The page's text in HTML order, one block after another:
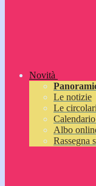
Novità
Le notizie
Le circolari
Albo
Rassegna